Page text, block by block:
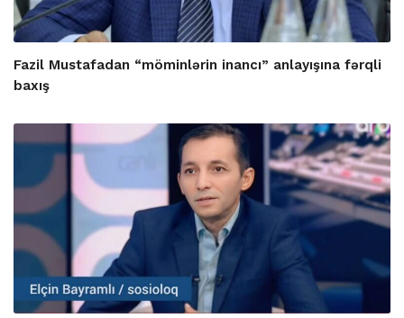
Fazil Mustafadan “möminlərin inancı” anlayışına fərqli
baxış